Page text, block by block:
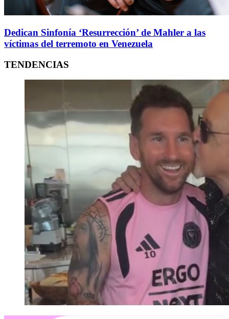
Dedican Sinfonía ‘Resurrección’ de Mahler a las
víctimas del terremoto en Venezuela
TENDENCIAS